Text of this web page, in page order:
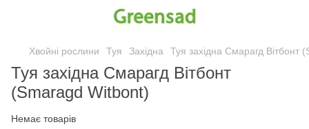
Хвойні рослини Туя Західна Туя західна Смарагд Вітбонт
Туя західна Смарагд Вітбонт
(Smaragd Witbont)
Немає товарів